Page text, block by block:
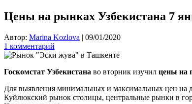
Цены на рынках Узбекистана 7
Автор: Marina Kozlova | 09/01/2020
1 комментарий
Госкомстат Узбекистана во вторник изучил цены на
Для выявления минимальных и максимальных цен на
Куйлюкский рынок столицы, центральные рынки в